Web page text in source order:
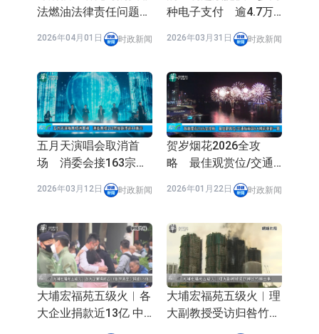
法燃油法律责任问题
务求更有效打击
2026年04月01日 时政新闻
种电子支付 逾4.7万
的士司机已安装系统
2026年03月31日 时政新闻
五月天演唱会取消首
场 消委会接163宗投
2026年03月12日 时政新闻
贺岁烟花2026全攻
略 最佳观赏位/交通
2026年01月22日 时政新闻
大埔宏福苑五级火︱各
大企业捐款近13亿 中
大埔宏福苑五级火︱理
大副教授受访归咎竹棚